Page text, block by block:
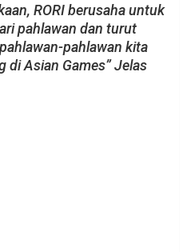
RORI berusaha untuk
pahlawan dan turut
pahlawan kita
di Asian Games” Jelas